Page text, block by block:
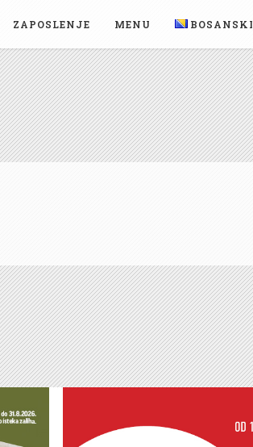
ZAPOSLENJE MENU BOSANSKI